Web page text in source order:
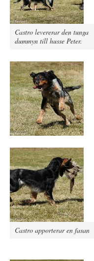
Castro levererar den tunga
dummyn till husse Peter.
Castro apporterar en fasan